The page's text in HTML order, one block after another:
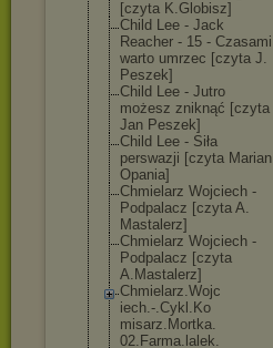
[czyta K.Globisz]
Child Lee - Jack
Reacher - 15 - Czasami
warto umrzec [czyta J.
Peszek]
Child Lee - Jutro
możesz zniknąć [czyta
Jan Peszek]
Child Lee - Siła
perswazji [czyta Marian
Opania]
Chmielarz Wojciech -
Podpalacz [czyta A.
Mastalerz]
Chmielarz Wojciech -
Podpalacz [czyta
A.Mastalerz]
Chmielarz.Wojc
iech.-.Cykl.Ko
misarz.Mortka.
02.Farma.lalek.